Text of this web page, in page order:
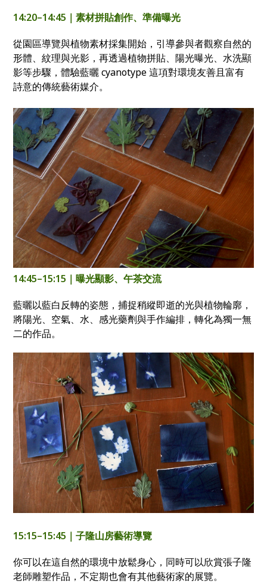
14:20–14:45｜素材拼貼創作、準備曝光
從園區導覽與植物素材採集開始，引導參與者觀察自然的
形體、紋理與光影，再透過植物拼貼、陽光曝光、水洗顯
影等步驟，體驗藍曬 cyanotype 這項對環境友善且富有
詩意的傳統藝術媒介。
14:45–15:15｜曝光顯影、午茶交流
藍曬以藍白反轉的姿態，捕捉稍縱即逝的光與植物輪廓，
將陽光、空氣、水、感光藥劑與手作編排，轉化為獨一無
二的作品。
15:15–15:45｜子隆山房藝術導覽
你可以在這自然的環境中放鬆身心，同時可以欣賞張子隆
老師雕塑作品，不定期也會有其他藝術家的展覽。